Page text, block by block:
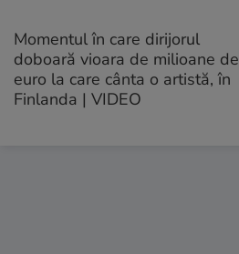
Momentul în care dirijorul
doboară vioara de milioane de
euro la care cânta o artistă, în
Finlanda | VIDEO